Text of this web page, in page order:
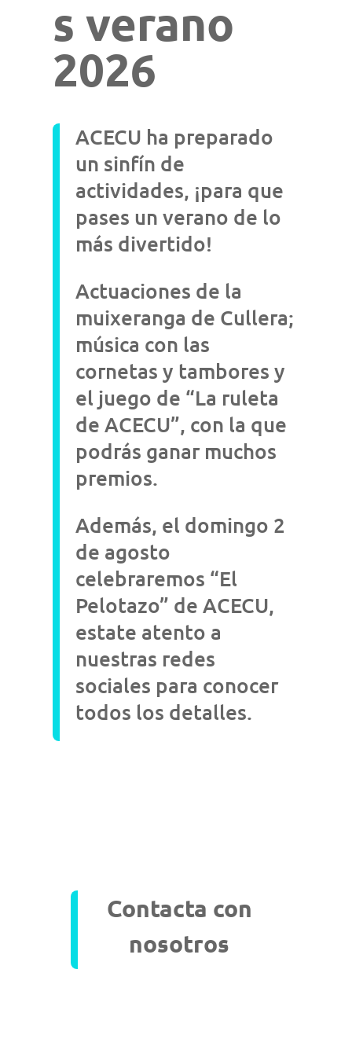
s verano
2026
ACECU ha preparado
un sinfín de
actividades, ¡para que
pases un verano de lo
más divertido!
Actuaciones de la
muixeranga de Cullera;
música con las
cornetas y tambores y
el juego de “La ruleta
de ACECU”, con la que
podrás ganar muchos
premios.
Además, el domingo 2
de agosto
celebraremos “El
Pelotazo” de ACECU,
estate atento a
nuestras redes
sociales para conocer
todos los detalles.
Contacta con
nosotros